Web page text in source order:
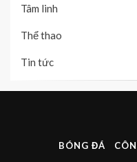
Tâm linh
Thể thao
Tin tức
BÓNG ĐÁ